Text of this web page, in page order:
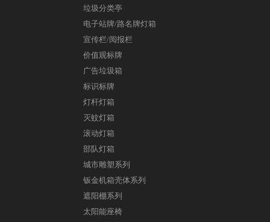
垃圾分类亭
电子站牌/路名牌灯箱
宣传栏/阅报栏
价值观标牌
广告垃圾箱
标识标牌
灯杆灯箱
灭蚊灯箱
滚动灯箱
部队灯箱
城市雕塑系列
钣金机箱壳体系列
遮阳棚系列
太阳能座椅